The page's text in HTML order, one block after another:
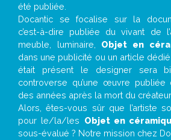
été publiée.
Docantic se focalise sur la
c’est-à-dire publiée du vivant de
meuble, luminaire, Objet en
dans une publicité ou un article
était présent le designer sera
controverse qu’une œuvre
des années après la mort du créateur.
Alors, êtes-vous sûr que l’artiste
pour le/la/les Objet en
sous-évalué ? Notre mission chez